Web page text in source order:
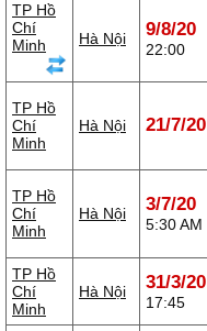
TP Hồ
Chí
Minh
Hà Nội 9/8/20
22:00
TP Hồ
Chí
Minh
Hà Nội 21/7/20
TP Hồ
Chí
Minh
Hà Nội 3/7/20
5:30 AM
TP Hồ
Chí
Minh
Hà Nội 31/3/20
17:45